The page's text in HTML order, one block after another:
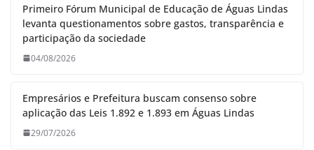
Primeiro Fórum Municipal de Educação de Águas Lindas
levanta questionamentos sobre gastos, transparência e
participação da sociedade
04/08/2026
Empresários e Prefeitura buscam consenso sobre
aplicação das Leis 1.892 e 1.893 em Águas Lindas
29/07/2026